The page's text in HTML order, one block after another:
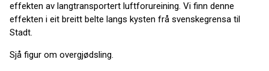
effekten av langtransportert luftforureining. Vi finn denne
effekten i eit breitt belte langs kysten frå svenskegrensa til
Stadt.
Sjå figur om overgjødsling.